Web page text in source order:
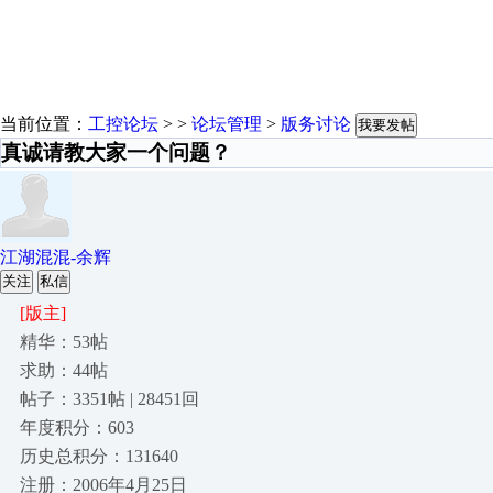
当前位置： 工控论坛 > > 论坛管理 > 版务讨论 我要发帖
真诚请教大家一个问题？
江湖混混-余辉
关注 私信
[版主]
精华：53帖
求助：44帖
帖子：3351帖 | 28451回
年度积分：603
历史总积分：131640
注册：2006年4月25日